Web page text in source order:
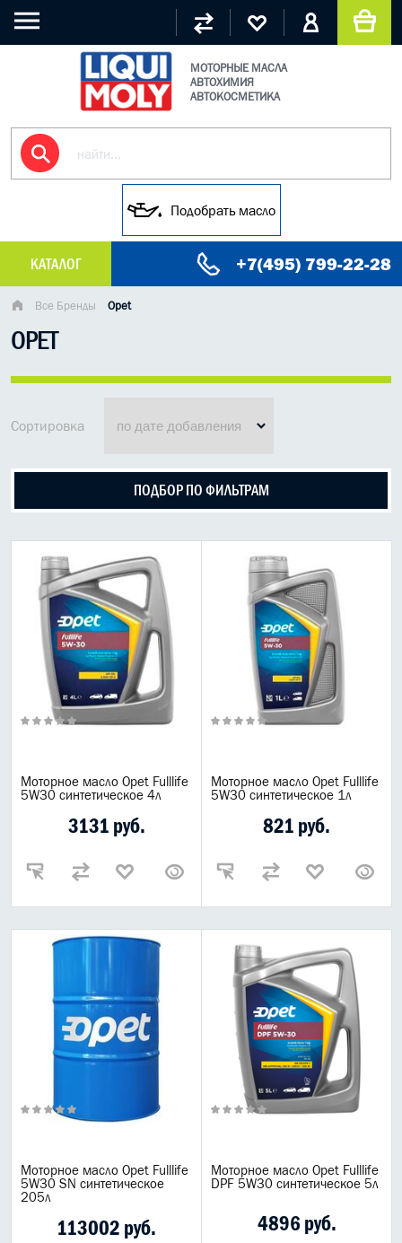
МОТОРНЫЕ МАСЛА
АВТОХИМИЯ
АВТОКОСМЕТИКА
Подобрать масло
КАТАЛОГ +7(495) 799-22-28
МАСЛО МОТОРНОЕ
ГРУЗОВЫЕ МАСЛА
ГИДРАВЛИЧЕСКИЕ МАСЛА
МАСЛО В КОРОБКУ
ИНДУСТРИАЛЬНЫЕ МАСЛА
АНТИФРИЗЫ СПЕЦЖИДКОСТИ
ПРИСАДКИ АВТОХИМИЯ
АВТО КОСМЕТИКА
МОТО МАСЛА
Liqui moly
Castrol
Масла Elf
Motul
Zic
Масла Hi-Gear
LUXE
Bizol
Ruseff
Lubex
Газпром масла
Расходные материалы
Популярные товары
Все Бренды Opet
OPET
Сортировка
ПОДБОР ПО ФИЛЬТРАМ
Моторное масло Opet Fulllife
5W30 синтетическое 4л
3131 руб.
Моторное масло Opet Fulllife
5W30 синтетическое 1л
821 руб.
Моторное масло Opet Fulllife
5W30 SN синтетическое
205л
113002 руб.
Моторное масло Opet Fulllife
DPF 5W30 синтетическое 5л
4896 руб.